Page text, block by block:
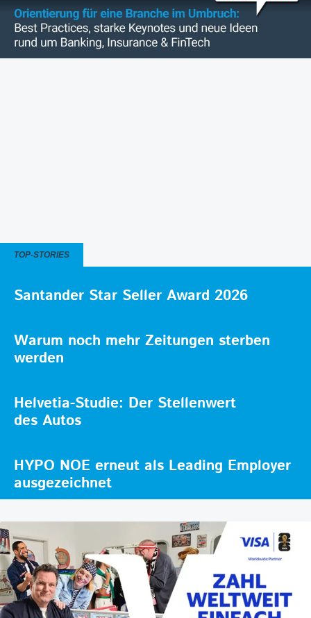
TOP-STORIES
Santander Star Seller Award 2026
Warum noch mehr Zeitungen sterben
werden
Helvetia-Studie: Der Stellenwert
des Autos
HYPO NOE erneut als Leading Employer
ausgezeichnet